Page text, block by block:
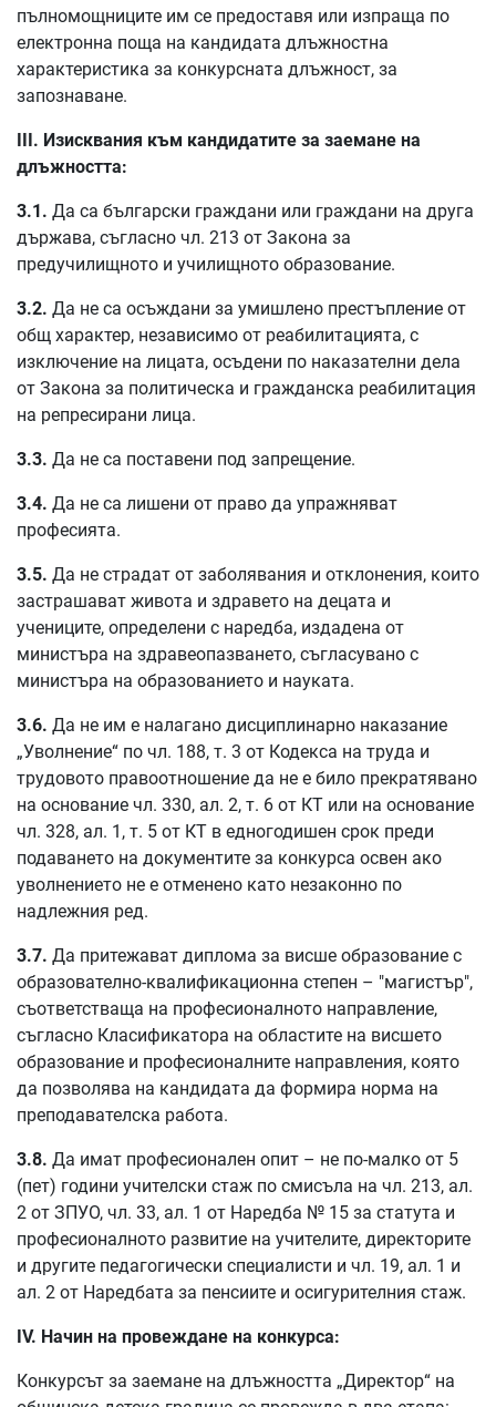
пълномощниците им се предоставя или изпраща по
електронна поща на кандидата длъжностна
характеристика за конкурсната длъжност, за
запознаване.
ІІІ. Изисквания към кандидатите за заемане на
длъжността:
3.1. Да са български граждани или граждани на друга
държава, съгласно чл. 213 от Закона за
предучилищното и училищното образование.
3.2. Да не са осъждани за умишлено престъпление от
общ характер, независимо от реабилитацията, с
изключение на лицата, осъдени по наказателни дела
от Закона за политическа и гражданска реабилитация
на репресирани лица.
3.3. Да не са поставени под запрещение.
3.4. Да не са лишени от право да упражняват
професията.
3.5. Да не страдат от заболявания и отклонения, които
застрашават живота и здравето на децата и
учениците, определени с наредба, издадена от
министъра на здравеопазването, съгласувано с
министъра на образованието и науката.
3.6. Да не им е налагано дисциплинарно наказание
„Уволнение“ по чл. 188, т. 3 от Кодекса на труда и
трудовото правоотношение да не е било прекратявано
на основание чл. 330, ал. 2, т. 6 от КТ или на основание
чл. 328, ал. 1, т. 5 от КТ в едногодишен срок преди
подаването на документите за конкурса освен ако
уволнението не е отменено като незаконно по
надлежния ред.
3.7. Да притежават диплома за висше образование с
образователно-квалификационна степен – "магистър",
съответстваща на професионалното направление,
съгласно Класификатора на областите на висшето
образование и професионалните направления, която
да позволява на кандидата да формира норма на
преподавателска работа.
3.8. Да имат професионален опит – не по-малко от 5
(пет) години учителски стаж по смисъла на чл. 213, ал.
2 от ЗПУО, чл. 33, ал. 1 от Наредба № 15 за статута и
професионалното развитие на учителите, директорите
и другите педагогически специалисти и чл. 19, ал. 1 и
ал. 2 от Наредбата за пенсиите и осигурителния стаж.
ІV. Начин на провеждане на конкурса:
Конкурсът за заемане на длъжността „Директор“ на